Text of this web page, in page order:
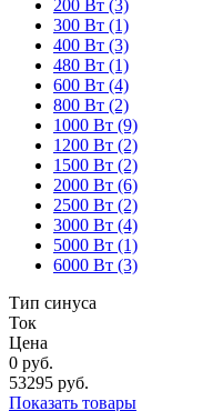
200 Вт (3)
300 Вт (1)
400 Вт (3)
480 Вт (1)
600 Вт (4)
800 Вт (2)
1000 Вт (9)
1200 Вт (2)
1500 Вт (2)
2000 Вт (6)
2500 Вт (2)
3000 Вт (4)
5000 Вт (1)
6000 Вт (3)
Тип синуса
Ток
Цена
0 руб.
53295 руб.
Показать товары